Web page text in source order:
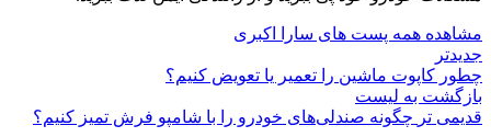
مشاهده همه پست های سارا اکبری
جدیدتر
چطور کاپوت ماشین را تعمیر یا تعویض کنیم؟
بازگشت به لیست
قدیمی تر چگونه صندلی‌های خودرو را با شامپو فرش تمیز کنیم؟